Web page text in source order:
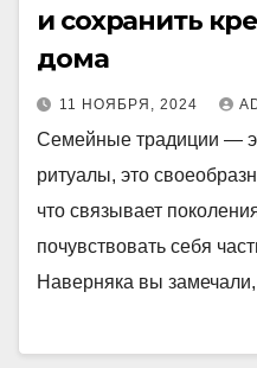
и сохранить
дома
11 НОЯБРЯ, 2024
Семейные традиции —
ритуалы, это
что связывает
почувствовать себя
Наверняка вы